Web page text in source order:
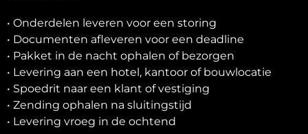
• Onderdelen leveren voor een storing
• Documenten afleveren voor een deadline
• Pakket in de nacht ophalen of bezorgen
• Levering aan een hotel, kantoor of bouwlocatie
• Spoedrit naar een klant of vestiging
• Zending ophalen na sluitingstijd
• Levering vroeg in de ochtend